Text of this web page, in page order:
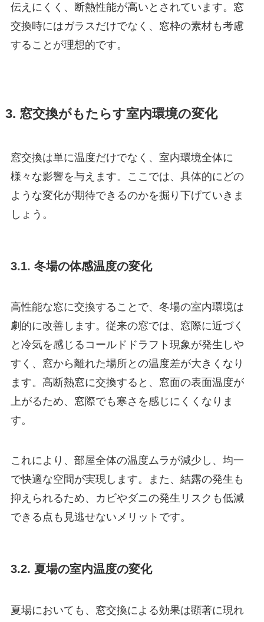
伝えにくく、断熱性能が高いとされています。窓
交換時にはガラスだけでなく、窓枠の素材も考慮
することが理想的です。
3. 窓交換がもたらす室内環境の変化
窓交換は単に温度だけでなく、室内環境全体に
様々な影響を与えます。ここでは、具体的にどの
ような変化が期待できるのかを掘り下げていきま
しょう。
3.1. 冬場の体感温度の変化
高性能な窓に交換することで、冬場の室内環境は
劇的に改善します。従来の窓では、窓際に近づく
と冷気を感じるコールドドラフト現象が発生しや
すく、窓から離れた場所との温度差が大きくなり
ます。高断熱窓に交換すると、窓面の表面温度が
上がるため、窓際でも寒さを感じにくくなりま
す。
これにより、部屋全体の温度ムラが減少し、均一
で快適な空間が実現します。また、結露の発生も
抑えられるため、カビやダニの発生リスクも低減
できる点も見逃せないメリットです。
3.2. 夏場の室内温度の変化
夏場においても、窓交換による効果は顕著に現れ